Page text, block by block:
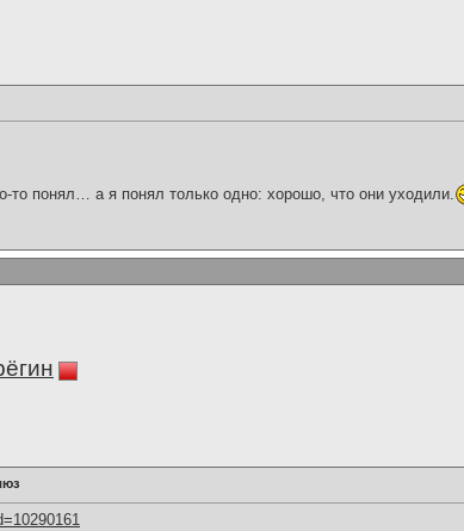
то понял… а я понял только одно: хорошо, что они уходили.